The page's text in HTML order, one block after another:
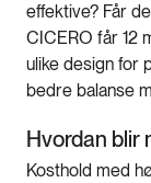
effektive? Får
CICERO får 12
ulike design for
bedre balanse
Hvordan blir
Kosthold med